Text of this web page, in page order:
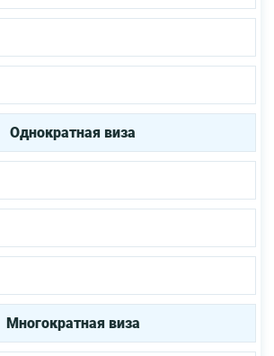
Однократная виза
Многократная виза